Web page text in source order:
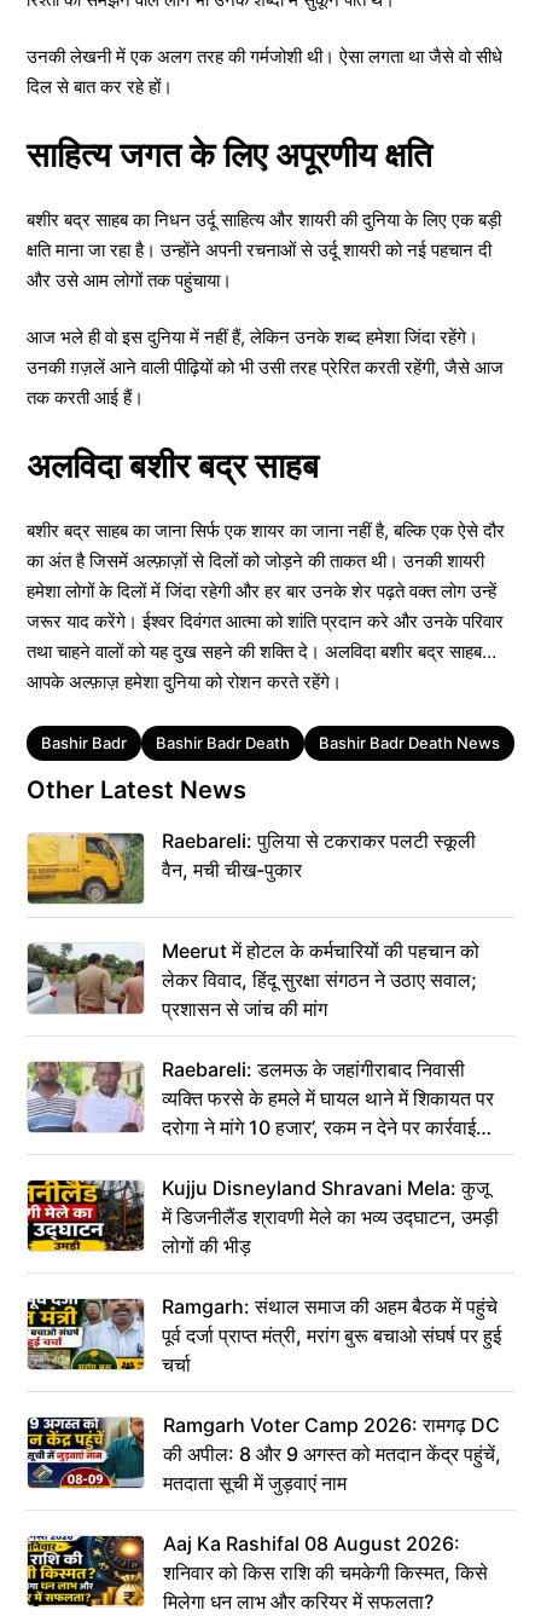
उनकी लेखनी में एक अलग तरह की गर्मजोशी थी। ऐसा लगता था जैसे वो सीधे
दिल से बात कर रहे हों।
साहित्य जगत के लिए अपूरणीय क्षति
बशीर बद्र साहब का निधन उर्दू साहित्य और शायरी की दुनिया के लिए एक बड़ी
क्षति माना जा रहा है। उन्होंने अपनी रचनाओं से उर्दू शायरी को नई पहचान दी
और उसे आम लोगों तक पहुंचाया।
आज भले ही वो इस दुनिया में नहीं हैं, लेकिन उनके शब्द हमेशा जिंदा रहेंगे।
उनकी ग़ज़लें आने वाली पीढ़ियों को भी उसी तरह प्रेरित करती रहेंगी, जैसे आज
तक करती आई हैं।
अलविदा बशीर बद्र साहब
बशीर बद्र साहब का जाना सिर्फ एक शायर का जाना नहीं है, बल्कि एक ऐसे दौर
का अंत है जिसमें अल्फ़ाज़ों से दिलों को जोड़ने की ताकत थी। उनकी शायरी
हमेशा लोगों के दिलों में जिंदा रहेगी और हर बार उनके शेर पढ़ते वक्त लोग उन्हें
जरूर याद करेंगे। ईश्वर दिवंगत आत्मा को शांति प्रदान करे और उनके परिवार
तथा चाहने वालों को यह दुख सहने की शक्ति दे। अलविदा बशीर बद्र साहब…
आपके अल्फ़ाज़ हमेशा दुनिया को रोशन करते रहेंगे।
Tags
Bashir Badr Bashir Badr Death Bashir Badr Death News
Other Latest News
Raebareli: पुलिया से टकराकर पलटी स्कूली
वैन, मची चीख-पुकार
Meerut में होटल के कर्मचारियों की पहचान को
लेकर विवाद, हिंदू सुरक्षा संगठन ने उठाए सवाल;
प्रशासन से जांच की मांग
Raebareli: डलमऊ के जहांगीराबाद निवासी
व्यक्ति फरसे के हमले में घायल थाने में शिकायत पर
दरोगा ने मांगे 10 हजार’, रकम न देने पर कार्रवाई
ठंडी!
Kujju Disneyland Shravani Mela: कुजू
में डिजनीलैंड श्रावणी मेले का भव्य उद्घाटन, उमड़ी
लोगों की भीड़
Ramgarh: संथाल समाज की अहम बैठक में पहुंचे
पूर्व दर्जा प्राप्त मंत्री, मरांग बुरू बचाओ संघर्ष पर हुई
चर्चा
Ramgarh Voter Camp 2026: रामगढ़ DC
की अपील: 8 और 9 अगस्त को मतदान केंद्र पहुंचें,
मतदाता सूची में जुड़वाएं नाम
Aaj Ka Rashifal 08 August 2026:
शनिवार को किस राशि की चमकेगी किस्मत, किसे
मिलेगा धन लाभ और करियर में सफलता?